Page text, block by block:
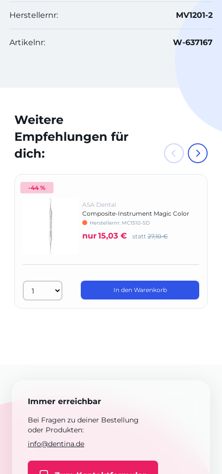
Herstellernr: MV1201-2
Artikelnr: W-637167
Weitere
Empfehlungen für
dich:
-44 %
ASA Dental
Composite-Instrument Magic Color
ASAHerstellernr: MC1510-5D
nur15,03 € statt 27,10 €
In den Warenkorb
Immer erreichbar
Bei Fragen zu deiner Bestellung
oder Produkten:
info@dentina.de